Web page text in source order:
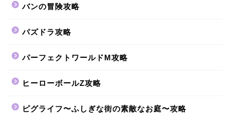
バンの冒険攻略
パズドラ攻略
パーフェクトワールドM攻略
ヒーローボールZ攻略
ピグライフ〜ふしぎな街の素敵なお庭〜攻略